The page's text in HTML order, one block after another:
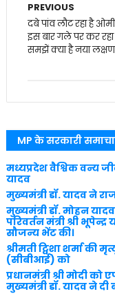
PREVIOUS
दबे पांव लौट रहा है
इस बार गले पर कर
समझें क्या है नया लक्षण
MP के सरकारी
मध्यप्रदेश वैश्विक वन्य
यादव
मुख्यमंत्री डॉ. यादव ने
मुख्यमंत्री डॉ. मोहन
परिवर्तन मंत्री श्री
सौजन्य भेंट की।
श्रीमती ट्विशा शर्मा की
(सीबीआई) को
प्रधानमंत्री श्री मोदी
मुख्यमंत्री डॉ. यादव ने दी